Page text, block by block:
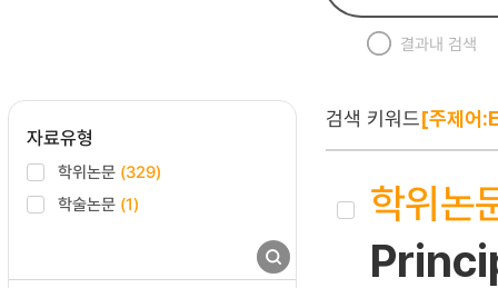
결과내 검색
자료유형
학위논문 (329)
학술논문 (1)
검색 키워드[주제
학위논